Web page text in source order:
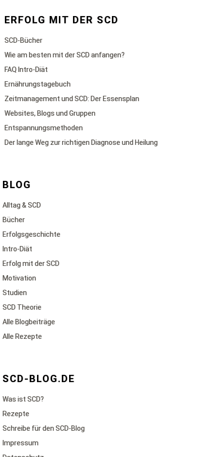
ERFOLG MIT DER SCD
SCD-Bücher
Wie am besten mit der SCD anfangen?
FAQ Intro-Diät
Ernährungstagebuch
Zeitmanagement und SCD: Der Essensplan
Websites, Blogs und Gruppen
Entspannungsmethoden
Der lange Weg zur richtigen Diagnose und Heilung
BLOG
Alltag & SCD
Bücher
Erfolgsgeschichte
Intro-Diät
Erfolg mit der SCD
Motivation
Studien
SCD Theorie
Alle Blogbeiträge
Alle Rezepte
SCD-BLOG.DE
Was ist SCD?
Rezepte
Schreibe für den SCD-Blog
Impressum